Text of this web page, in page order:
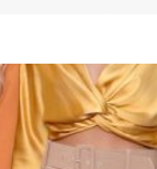
os
aproveitar